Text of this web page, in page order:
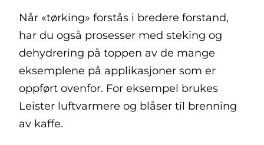
Når «tørking» forstås i bredere forstand,
har du også prosesser med steking og
dehydrering på toppen av de mange
eksemplene på applikasjoner som er
oppført ovenfor. For eksempel brukes
Leister luftvarmere og blåser til brenning
av kaffe.